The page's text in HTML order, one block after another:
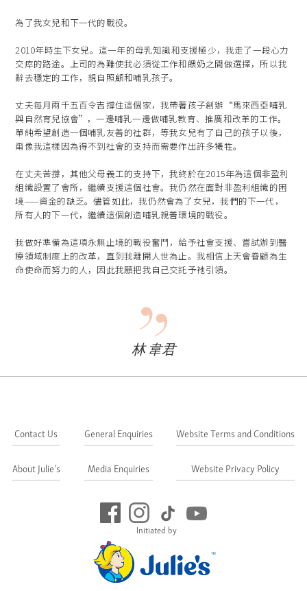
為了我女兒和下一代的戰役。
2010年時生下女兒。這一年的母乳知識和支援極少，我走了一段心力
交瘁的路途。上司的為難使我必須從工作和餵奶之間做選擇，所以我
辭去穩定的工作，親自照顧和哺乳孩子。
丈夫每月兩千五百令吉撐住這個家，我帶著孩子創辦“馬來西亞哺乳
與自然育兒協會”，一邊哺乳一邊做哺乳教育、推廣和改革的工作。
單純希望創造一個哺乳友善的社群，等我女兒有了自己的孩子以後，
甭像我這樣因為得不到社會的支持而需要作出許多犧牲。
在丈夫苦撐，其他父母義工的支持下，我終於在2015年為這個非盈利
組織設置了會所，繼續支援這個社會。我仍然在面對非盈利組織的困
境——資金的缺乏。儘管如此，我仍然會為了女兒，我們的下一代，
所有人的下一代，繼續這個創造哺乳親善環境的戰役。
我做好準備為這項永無止境的戰役奮鬥，給予社會支援、嘗試辦到醫
療領域制度上的改革，直到我離開人世為止。我相信上天會眷顧為生
命使命而努力的人，因此我願把我自己交託予祂引領。
林 韋君
Initiated by
Contact Us
About Julie's
General Enquiries
Media Enquiries
Website Terms and Conditions
Website Privacy Policy